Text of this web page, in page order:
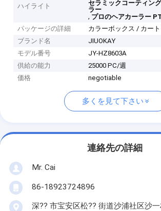
ハイライト
セラミックコーティン
ラー
, プロのヘアカーラー
パッケージの詳細
カラーボックス / カー
ブランド名
JIUOKAY
モデル番号
JY-HZ8603A
供給の能力
25000 PC/週
価格
negotiable
多くを見て下さい
連絡先の詳細
Mr. Cai
86-18923724896
深?? 市宝安区松?? 街道沙浦社区沙